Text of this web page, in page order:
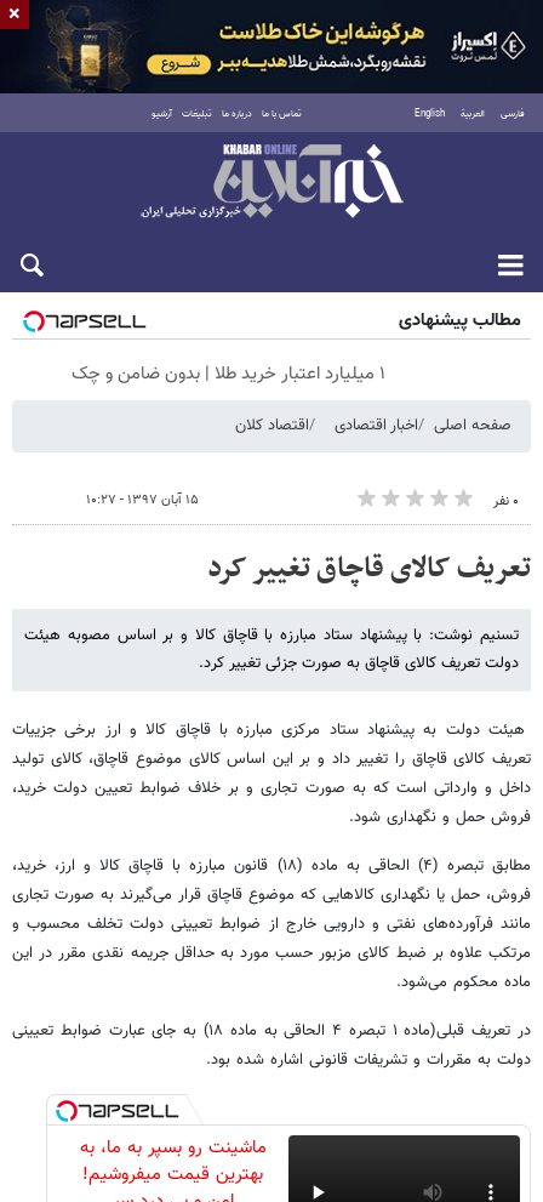
فارسی العربية English تماس با ما درباره ما تبلیغات آرشیو
جمعه ۱۶ مرداد ۱۴۰۵
مطالب پیشنهادی
۱ میلیارد اعتبار خرید طلا | بدون ضامن و چک
صفحه اصلی اخبار اقتصادی اقتصاد کلان
۰ نفر ۱۵ آبان ۱۳۹۷ - ۱۰:۲۷
تعریف کالای قاچاق تغییر کرد
تسنیم نوشت: با پیشنهاد ستاد مبارزه با قاچاق کالا و بر اساس مصوبه هیئت
دولت تعریف کالای قاچاق به صورت جزئی تغییر کرد.
هیئت دولت به پیشنهاد ستاد مرکزی مبارزه با قاچاق کالا و ارز برخی جزییات
تعریف کالای قاچاق را تغییر داد و بر این اساس کالای موضوع قاچاق، کالای تولید
داخل و وارداتی است که به صورت تجاری و بر خلاف ضوابط تعیین دولت خرید،
فروش حمل و نگهداری شود.
مطابق تبصره (۴) الحاقی به ماده (۱۸) قانون مبارزه با قاچاق کالا و ارز، خرید،
فروش، حمل یا نگهداری کالاهایی که موضوع قاچاق قرار می‌گیرند به‌ صورت تجاری
مانند فرآورده‌های نفتی و دارویی خارج از ضوابط تعیینی دولت تخلف محسوب و
مرتکب علاوه بر ضبط کالای مزبور حسب مورد به حداقل جریمه نقدی مقرر در این
ماده محکوم می‌شود.
در تعریف قبلی(ماده ۱ تبصره ۴ الحاقی به ماده ۱۸) به جای عبارت ضوابط تعیینی
دولت به مقررات و تشریفات قانونی اشاره شده بود.
ماشینت رو بسپر به ما، به
بهترین قیمت میفروشیم!
×